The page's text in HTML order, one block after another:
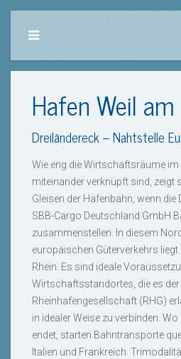
Hafen Weil
Dreiländereck – Nahtstelle
Wie eng die Wirtschaftsräume im
miteinander verknüpft sind, zeigt
Gleisen der Hafenbahn, wenn die
SBB-Cargo Deutschland GmbH
zusammenstellen. In diesem
europäischen Güterverkehrs liegt
Rhein. Es sind ideale
Wirtschaftsstandortes, die es der
Rheinhafengesellschaft (RHG)
in idealer Weise zu verbinden.
endet, starten Bahntransporte
Italien und Frankreich.